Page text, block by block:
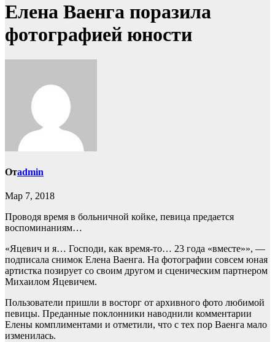
Елена Ваенга поразила
фотографией юности
Отadmin
Мар 7, 2018
Проводя время в больничной койке, певица предается
воспоминаниям…
«Яцевич и я… Господи, как время-то… 23 года «вместе»», —
подписала снимок Елена Ваенга. На фотографии совсем юная
артистка позирует со своим другом и сценическим партнером
Михаилом Яцевичем.
Пользователи пришли в восторг от архивного фото любимой
певицы. Преданные поклонники наводнили комментарии
Елены комплиментами и отметили, что с тех пор Ваенга мало
изменилась.